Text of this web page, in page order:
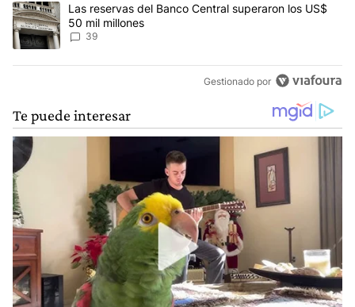
Un artículo de tendencia con el título "Las reservas del Banco
Las reservas del Banco Central superaron los US$
50 mil millones
39
Gestionado por